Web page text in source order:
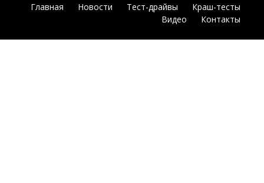
Главная Новости Тест-драйвы
Краш-тесты
Видео
Контакты